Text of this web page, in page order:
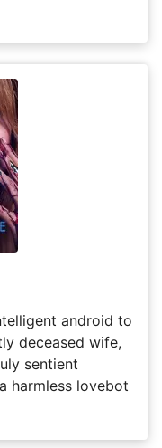
android to
deceased wife,
sentient
harmless lovebot